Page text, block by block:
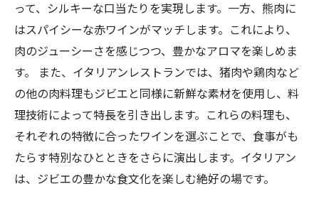
って、シルキーな口当たりを実現します。一方、熊肉に
はスパイシーな赤ワインがマッチします。これにより、
肉のジューシーさを感じつつ、豊かなアロマを楽しめま
す。 また、イタリアンレストランでは、猪肉や鶏肉など
の他の肉料理もジビエと同様に新鮮な素材を使用し、料
理技術によって特長を引き出します。これらの料理も、
それぞれの特徴に合ったワインを選ぶことで、食事がも
たらす特別なひとときをさらに演出します。イタリアン
は、ジビエの豊かな食文化を楽しむ絶好の場です。